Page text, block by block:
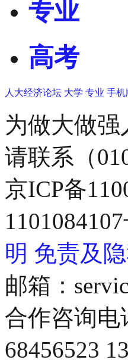
专业
高考
人大经济论坛 大学 专业 手机
为做大做
请联系（
京ICP备
明 免责及
邮箱：
合作咨询电
68456523